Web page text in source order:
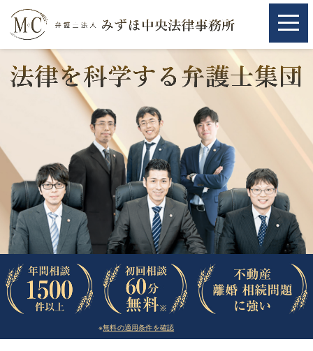
ホーム
相続・遺言
離婚（夫婦間トラブル）
企業法務
労働問題（解雇，残業等）
刑事弁護
交通事故
※無料の適用条件を確認
ホーム
相続・遺言
離婚（夫婦間トラブル）
企業法務
労働問題（解雇，残業等）
刑事弁護
交通事故